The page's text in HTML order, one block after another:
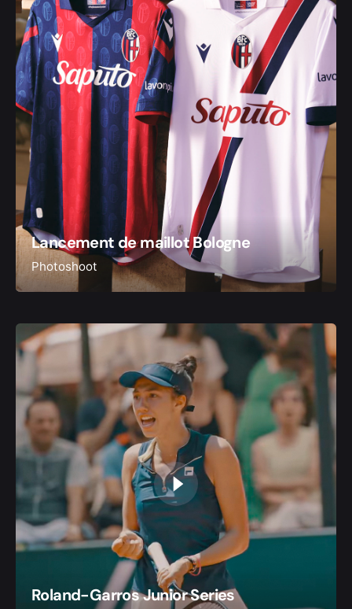
Lancement de maillot Bologne
Photoshoot
Roland-Garros Junior Series